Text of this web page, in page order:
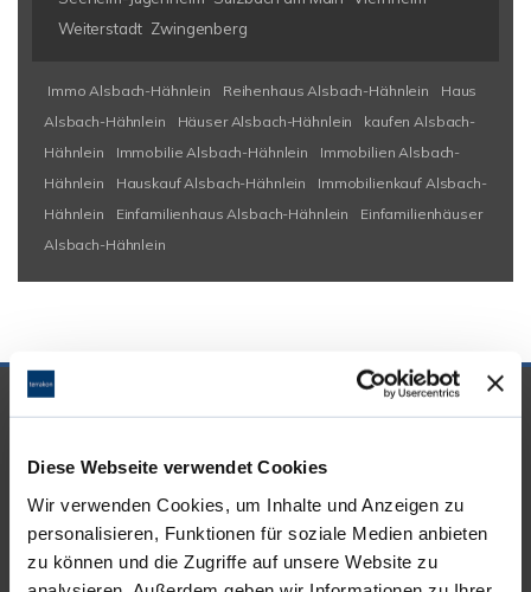
Diese Webseite verwendet Cookies
Wir verwenden Cookies, um Inhalte und Anzeigen zu
personalisieren, Funktionen für soziale Medien anbieten
zu können und die Zugriffe auf unsere Website zu
Weiterstadt Zwingenberg
Immo Alsbach-Hähnlein Reihenhaus Alsbach-Hähnlein
Haus
Alsbach-Hähnlein
Häuser Alsbach-Hähnlein
kaufen Alsbach-
Hähnlein
Immobilie Alsbach-Hähnlein
Immobilien Alsbach-
Hähnlein
Hauskauf Alsbach-Hähnlein
Immobilienkauf Alsbach-
Hähnlein
Einfamilienhaus Alsbach-Hähnlein
Einfamilienhäuser
Alsbach-Hähnlein
UNSERE PARTNER &
AUSZEICHNUNGEN